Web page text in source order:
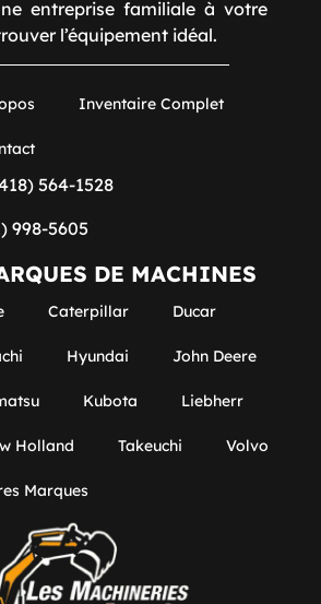
entreprise familiale à votre
l’équipement idéal.
Inventaire Complet
564-1528
998-5605
DE MACHINES
Caterpillar Ducar
Hyundai John Deere
Kubota Liebherr
Holland Takeuchi Volvo
Marques